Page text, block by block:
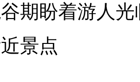
期盼着游人光
景点